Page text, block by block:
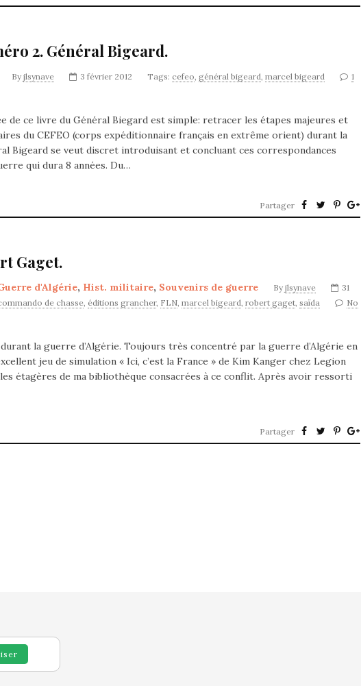
2. Général Bigeard.
By jlsynave 3 février 2012 Tags: cefeo, général bigeard, marcel bigeard
1
de ce livre du Général Biegard est simple: retracer les étapes majeures et
du CEFEO (corps expéditionnaire français en extrême orient) durant la
Bigeard se veut discret introduisant et concluant ces correspondances
qui dura 8 années. Du…
Partager
Gaget.
d'Algérie, Hist. militaire, Souvenirs de guerre By jlsynave
31
de chasse, éditions grancher, FLN, marcel bigeard, robert gaget, saïda
No
la guerre d’Algérie. Toujours très concentré par la guerre d’Algérie en
jeu de simulation « Ici, c’est la France » de Kim Kanger chez Legion
les étagères de ma bibliothèque consacrées à ce conflit. Après avoir ressorti
Partager